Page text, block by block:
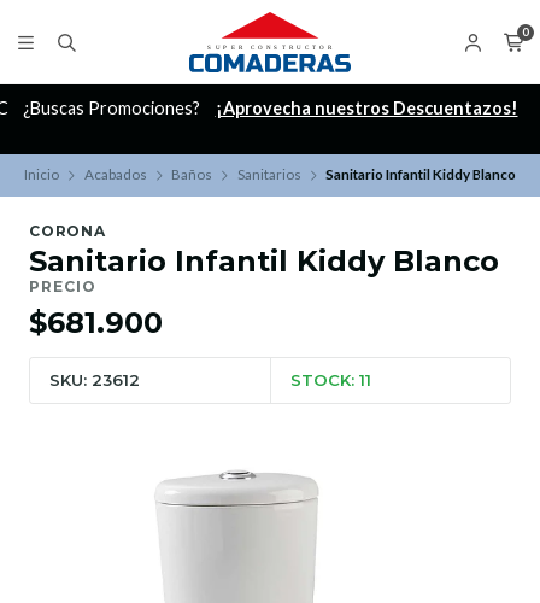
0
¿Buscas Promociones? ¡Aprovecha nuestros Descuentazos!
Inicio Acabados Baños Sanitarios Sanitario Infantil Kiddy Blanco
CORONA
Sanitario Infantil Kiddy Blanco
PRECIO
$681.900
SKU: 23612 STOCK: 11